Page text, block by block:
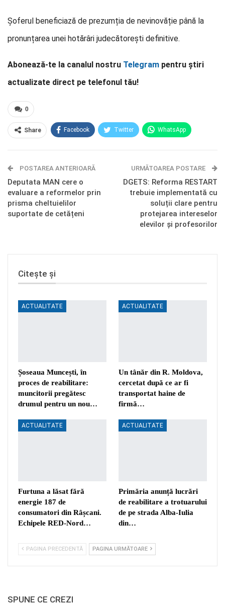
Șoferul beneficiază de prezumția de nevinovăție până la
pronunțarea unei hotărâri judecătorești definitive.
Abonează-te la canalul nostru Telegram pentru știri
actualizate direct pe telefonul tău!
0
Share Facebook Twitter WhatsApp
Telegram OK.ru
POSTAREA ANTERIOARĂ
Deputata MAN cere o
evaluare a reformelor prin
prisma cheltuielilor
suportate de cetățeni
URMĂTOAREA POSTARE
DGETS: Reforma RESTART
trebuie implementată cu
soluții clare pentru
protejarea intereselor
elevilor și profesorilor
Citește și
ACTUALITATE
Șoseaua Muncești, în
proces de reabilitare:
muncitorii pregătesc
drumul pentru un nou…
ACTUALITATE
Un tânăr din R. Moldova,
cercetat după ce ar fi
transportat haine de
firmă…
ACTUALITATE
Furtuna a lăsat fără
energie 187 de
consumatori din Râșcani.
Echipele RED-Nord…
ACTUALITATE
Primăria anunță lucrări
de reabilitare a trotuarului
de pe strada Alba-Iulia
din…
PAGINA PRECEDENTĂ PAGINA URMĂTOARE
SPUNE CE CREZI